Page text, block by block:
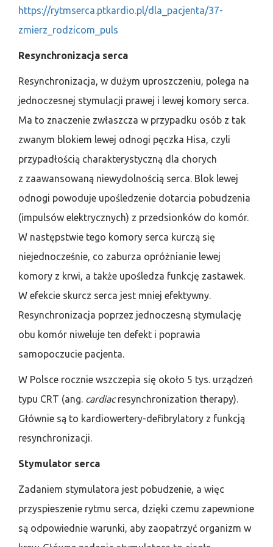
https://rytmserca.ptkardio.pl/dla_pacjenta/37-
zmierz_rodzicom_puls
Resynchronizacja serca
Resynchronizacja, w dużym uproszczeniu, polega na
jednoczesnej stymulacji prawej i lewej komory serca.
Ma to znaczenie zwłaszcza w przypadku osób z tak
zwanym blokiem lewej odnogi pęczka Hisa, czyli
przypadłością charakterystyczną dla chorych
z zaawansowaną niewydolnością serca. Blok lewej
odnogi powoduje upośledzenie dotarcia pobudzenia
(impulsów elektrycznych) z przedsionków do komór.
W następstwie tego komory serca kurczą się
niejednocześnie, co zaburza opróżnianie lewej
komory z krwi, a także upośledza funkcję zastawek.
W efekcie skurcz serca jest mniej efektywny.
Resynchronizacja poprzez jednoczesną stymulację
obu komór niweluje ten defekt i poprawia
samopoczucie pacjenta.
W Polsce rocznie wszczepia się około 5 tys. urządzeń
typu CRT (ang. cardiacresynchronization therapy).
Głównie są to kardiowertery-defibrylatory z funkcją
resynchronizacji.
Stymulator serca
Zadaniem stymulatora jest pobudzenie, a więc
przyspieszenie rytmu serca, dzięki czemu zapewnione
są odpowiednie warunki, aby zaopatrzyć organizm w